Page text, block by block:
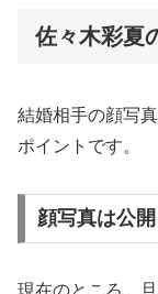
佐々木彩夏
結婚相手の顔写
ポイントです。
顔写真は公